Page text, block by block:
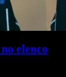
elenco